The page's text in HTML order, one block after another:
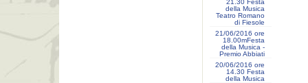
21.30 Festa
della Musica
Teatro Romano
di Fiesole
21/06/2016 ore
18.00mFesta
della Musica -
Premio Abbiati
20/06/2016 ore
14.30 Festa
della Musica